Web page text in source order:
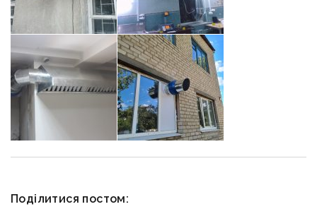
Подiлитися постом: